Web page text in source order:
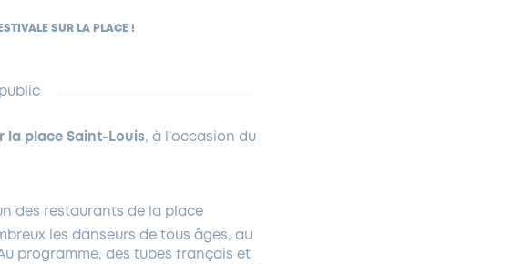
SUR LA PLACE !
public
la place Saint-Louis, à l’occasion du
des restaurants de la place
les danseurs de tous âges, au
programme, des tubes français et